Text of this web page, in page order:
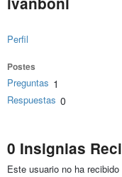
Perfil
Postes
Preguntas 1
Respuestas 0
0 Insignias
Este usuario no ha